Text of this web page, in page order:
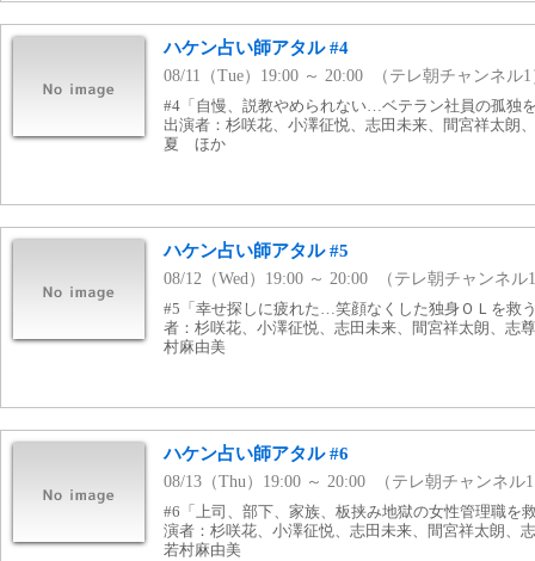
ハケン占い師アタル #4
08/11（Tue）19:00 ～ 20:00 （テレ朝チャンネル1
#4「自慢、説教やめられない…ベテラン社員の孤独
出演者：杉咲花、小澤征悦、志田未来、間宮祥太朗
夏 ほか
ハケン占い師アタル #5
08/12（Wed）19:00 ～ 20:00 （テレ朝チャンネル
#5「幸せ探しに疲れた…笑顔なくした独身ＯＬを救
者：杉咲花、小澤征悦、志田未来、間宮祥太朗、志
村麻由美
ハケン占い師アタル #6
08/13（Thu）19:00 ～ 20:00 （テレ朝チャンネル
#6「上司、部下、家族、板挟み地獄の女性管理職を
演者：杉咲花、小澤征悦、志田未来、間宮祥太朗、
若村麻由美